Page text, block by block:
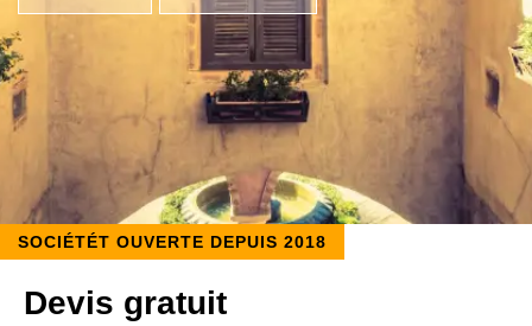
SOCIÉTÉT OUVERTE DEPUIS 2018
Devis gratuit